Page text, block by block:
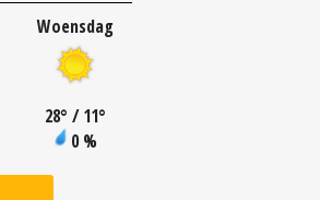
Woensdag
28° / 11°
0 %